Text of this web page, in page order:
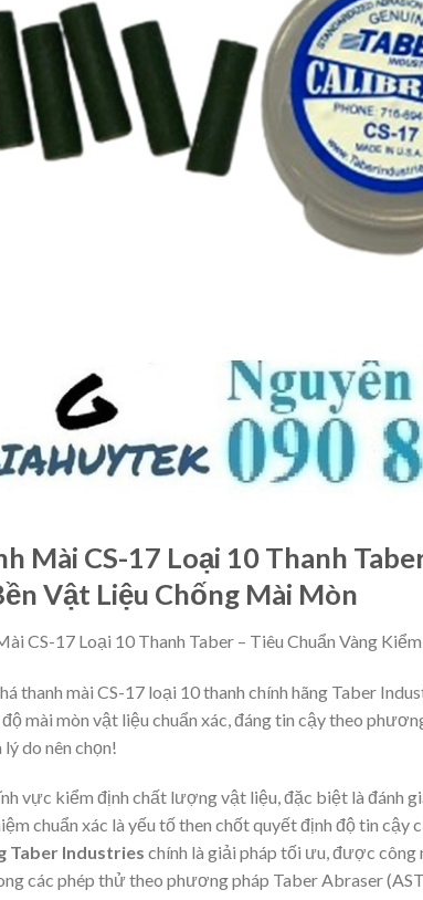
Mài CS-17 Loại 10 Thanh
Vật Liệu Chống Mài Mòn
CS-17 Loại 10 Thanh Taber – Tiêu Chuẩn Vàng
thanh mài CS-17 loại 10 thanh chính hãng Taber
mài mòn vật liệu chuẩn xác, đáng tin cậy theo
lý do nên chọn!
vực kiểm định chất lượng vật liệu, đặc biệt là đánh
chuẩn xác là yếu tố then chốt quyết định độ tin cậy
Taber Industries chính là giải pháp tối ưu, được công
các phép thử theo phương pháp Taber Abraser